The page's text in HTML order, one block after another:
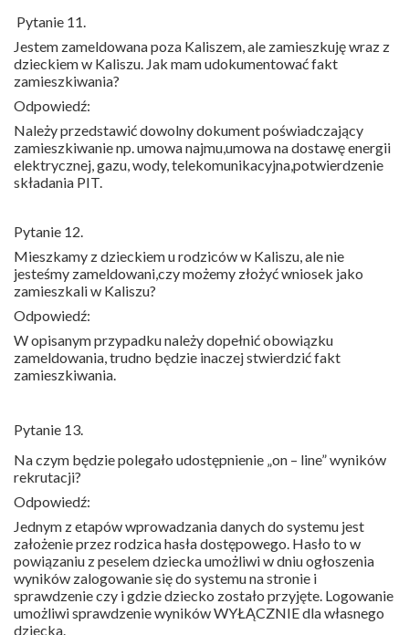
Pytanie 11.
Jestem zameldowana poza Kaliszem, ale zamieszkuję wraz z
dzieckiem w Kaliszu. Jak mam udokumentować fakt
zamieszkiwania?
Odpowiedź:
Należy przedstawić dowolny dokument poświadczający
zamieszkiwanie np. umowa najmu,umowa na dostawę energii
elektrycznej, gazu, wody, telekomunikacyjna,potwierdzenie
składania PIT.
Pytanie 12.
Mieszkamy z dzieckiem u rodziców w Kaliszu, ale nie
jesteśmy zameldowani,czy możemy złożyć wniosek jako
zamieszkali w Kaliszu?
Odpowiedź:
W opisanym przypadku należy dopełnić obowiązku
zameldowania, trudno będzie inaczej stwierdzić fakt
zamieszkiwania.
Pytanie 13.
Na czym będzie polegało udostępnienie „on – line” wyników
rekrutacji?
Odpowiedź:
Jednym z etapów wprowadzania danych do systemu jest
założenie przez rodzica hasła dostępowego. Hasło to w
powiązaniu z peselem dziecka umożliwi w dniu ogłoszenia
wyników zalogowanie się do systemu na stronie i
sprawdzenie czy i gdzie dziecko zostało przyjęte. Logowanie
umożliwi sprawdzenie wyników WYŁĄCZNIE dla własnego
dziecka.